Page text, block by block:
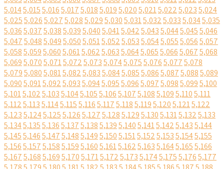
5,0145,0155,0165,0175,0185,0195,0205,0215,0225,0235,024
5,0255,0265,0275,0285,0295,0305,0315,0325,0335,0345,035
5,0365,0375,0385,0395,0405,0415,0425,0435,0445,0455,046
5,0475,0485,0495,0505,0515,0525,0535,0545,0555,0565,057
5,0585,0595,0605,0615,0625,0635,0645,0655,0665,0675,068
5,0695,0705,0715,0725,0735,0745,0755,0765,0775,078
5,0795,0805,0815,0825,0835,0845,0855,0865,0875,0885,089
5,0905,0915,0925,0935,0945,0955,0965,0975,0985,0995,100
5,1015,1025,1035,1045,1055,1065,1075,1085,1095,1105,111
5,1125,1135,1145,1155,1165,1175,1185,1195,1205,1215,122
5,1235,1245,1255,1265,1275,1285,1295,1305,1315,1325,133
5,1345,1355,1365,1375,1385,1395,1405,1415,1425,1435,144
5,1455,1465,1475,1485,1495,1505,1515,1525,1535,1545,155
5,1565,1575,1585,1595,1605,1615,1625,1635,1645,1655,166
5,1675,1685,1695,1705,1715,1725,1735,1745,1755,1765,177